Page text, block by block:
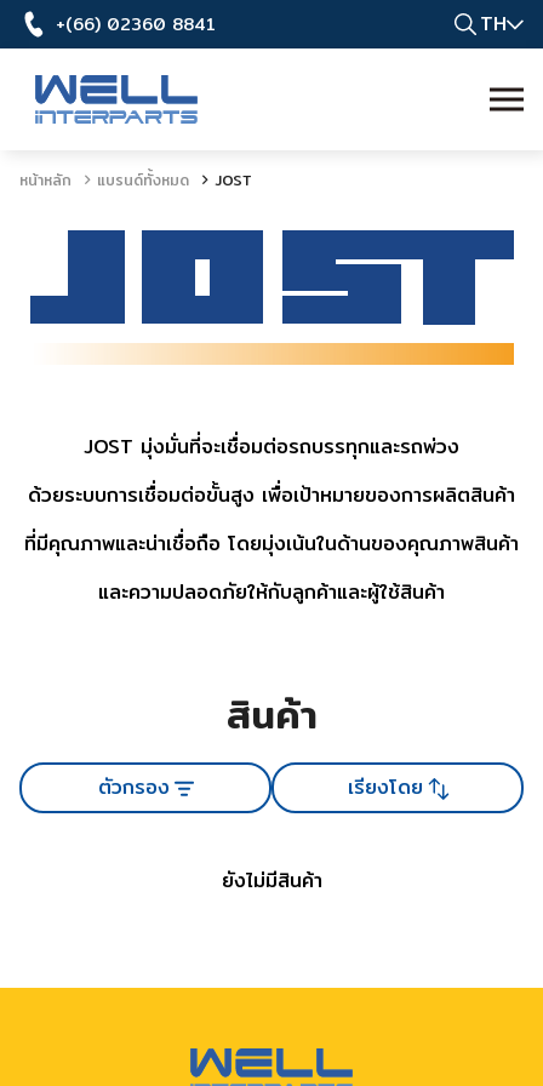
+(66) 02360 8841 TH
หน้าหลัก แบรนด์ทั้งหมด JOST
JOST มุ่งมั่นที่จะเชื่อมต่อรถบรรทุกและรถพ่วง
ด้วยระบบการเชื่อมต่อขั้นสูง เพื่อเป้าหมายของการผลิตสินค้า
ที่มีคุณภาพและน่าเชื่อถือ โดยมุ่งเน้นในด้านของคุณภาพสินค้า
และความปลอดภัยให้กับลูกค้าและผู้ใช้สินค้า
สินค้า
ตัวกรอง เรียงโดย
ยังไม่มีสินค้า